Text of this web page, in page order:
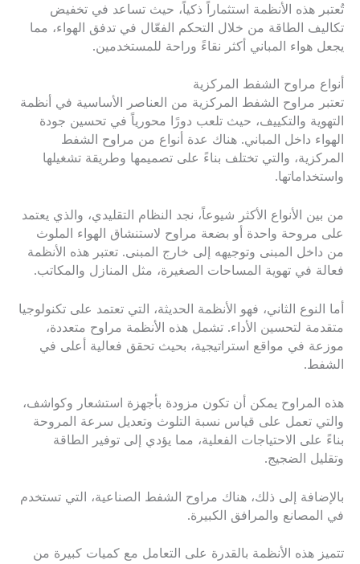
تُعتبر هذه الأنظمة استثماراً ذكياً، حيث تساعد في تخفيض
تكاليف الطاقة من خلال التحكم الفعّال في تدفق الهواء، مما
يجعل هواء المباني أكثر نقاءً وراحة للمستخدمين.
أنواع مراوح الشفط المركزية
تعتبر مراوح الشفط المركزية من العناصر الأساسية في أنظمة
التهوية والتكييف، حيث تلعب دورًا محورياً في تحسين جودة
الهواء داخل المباني. هناك عدة أنواع من مراوح الشفط
المركزية، والتي تختلف بناءً على تصميمها وطريقة تشغيلها
واستخداماتها.
من بين الأنواع الأكثر شيوعاً، نجد النظام التقليدي، والذي يعتمد
على مروحة واحدة أو بضعة مراوح لاستنشاق الهواء الملوث
من داخل المبنى وتوجيهه إلى خارج المبنى. تعتبر هذه الأنظمة
فعالة في تهوية المساحات الصغيرة، مثل المنازل والمكاتب.
أما النوع الثاني، فهو الأنظمة الحديثة، التي تعتمد على تكنولوجيا
متقدمة لتحسين الأداء. تشمل هذه الأنظمة مراوح متعددة،
موزعة في مواقع استراتيجية، بحيث تحقق فعالية أعلى في
الشفط.
هذه المراوح يمكن أن تكون مزودة بأجهزة استشعار وكواشف،
والتي تعمل على قياس نسبة التلوث وتعديل سرعة المروحة
بناءً على الاحتياجات الفعلية، مما يؤدي إلى توفير الطاقة
وتقليل الضجيج.
بالإضافة إلى ذلك، هناك مراوح الشفط الصناعية، التي تستخدم
في المصانع والمرافق الكبيرة.
تتميز هذه الأنظمة بالقدرة على التعامل مع كميات كبيرة من